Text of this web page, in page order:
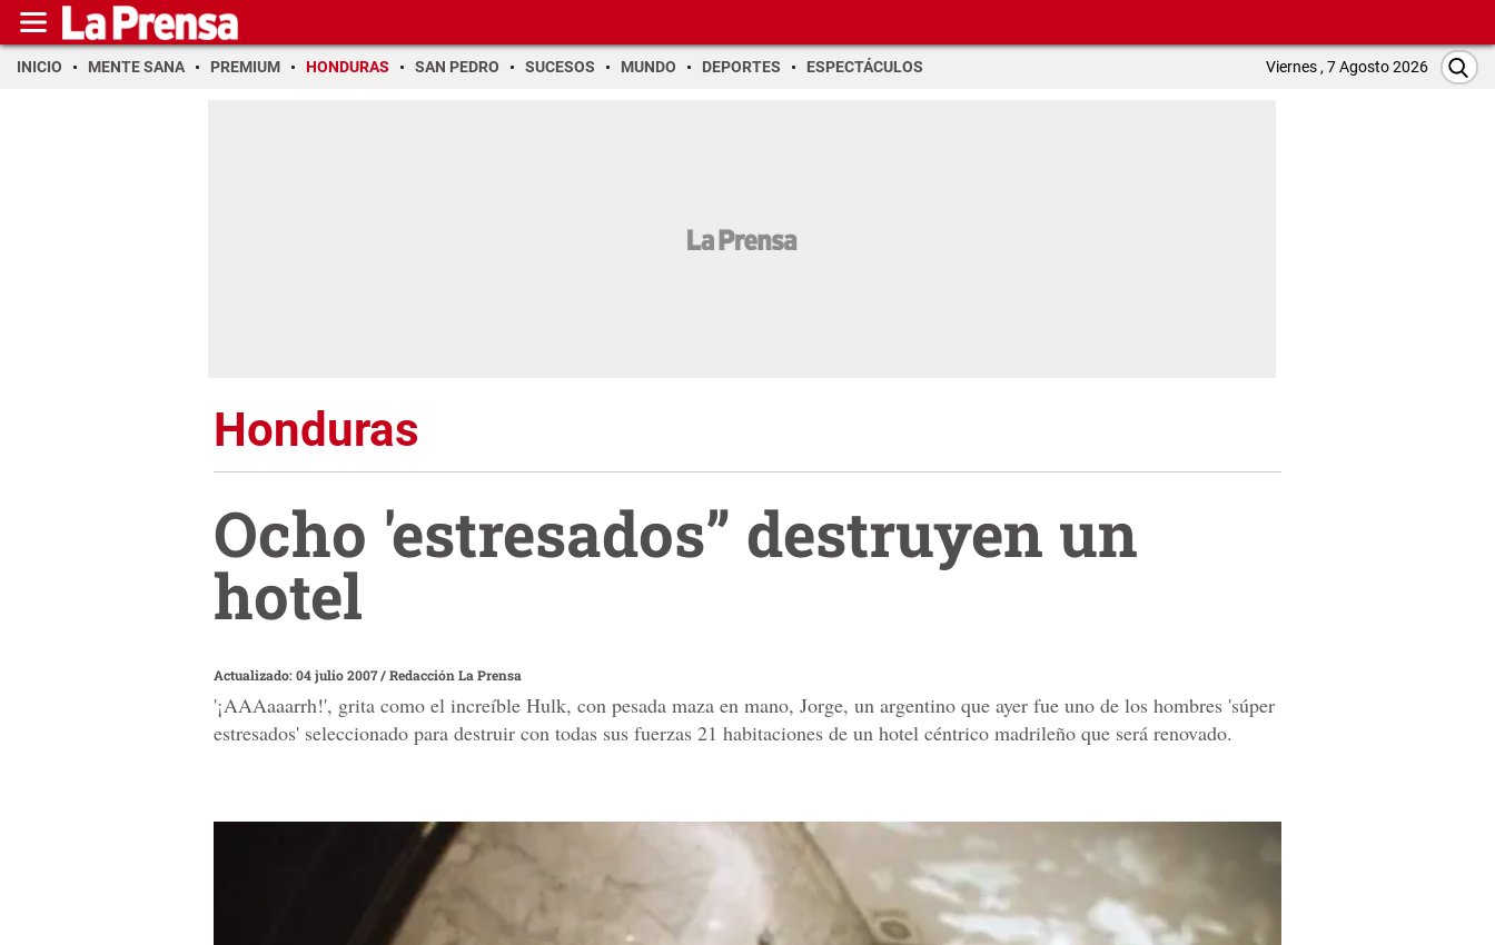
INICIO MENTE SANA PREMIUM HONDURAS SAN PEDRO SUCESOS MUNDO DEPORTES ESPECTÁCULOS Viernes , 7 Agosto 2026
Honduras
Ocho 'estresados” destruyen un
hotel
Actualizado: 04 julio 2007/Redacción La Prensa
'¡AAAaaarrh!', grita como el increíble Hulk, con pesada maza en mano, Jorge, un argentino que ayer fue uno de los hombres 'súper
estresados' seleccionado para destruir con todas sus fuerzas 21 habitaciones de un hotel céntrico madrileño que será renovado.